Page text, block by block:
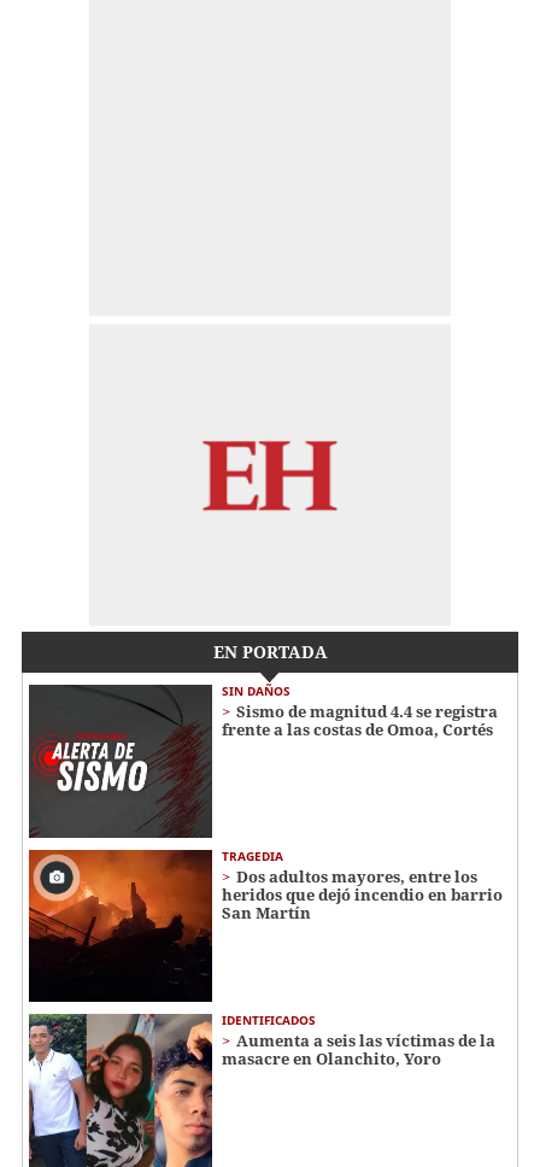
EN PORTADA
SIN DAÑOS
Sismo de magnitud 4.4 se registra
frente a las costas de Omoa, Cortés
TRAGEDIA
Dos adultos mayores, entre los
heridos que dejó incendio en barrio
San Martín
IDENTIFICADOS
Aumenta a seis las víctimas de la
masacre en Olanchito, Yoro